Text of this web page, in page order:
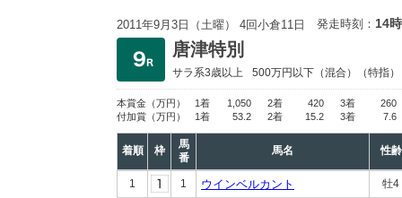
2011年9月3日（土曜） 4回小倉11日 発走時刻： 14
唐津特別
サラ系3歳以上 500万円以下 （混合）（特指）
本賞金 （万円） 1着 1,050 2着 420 3着
260
付加賞 （万円） 1着 53.2 2着 15.2 3着 7.6
着順 枠
馬
番
馬名 性齢
1 1 ウインベルカント 牡4